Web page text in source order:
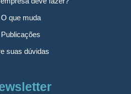
O que muda
Publicações
suas dúvidas